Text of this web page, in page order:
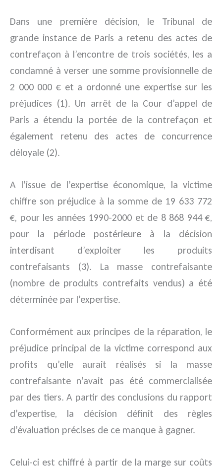
Dans une première décision, le Tribunal de
grande instance de Paris a retenu des actes de
contrefaçon à l’encontre de trois sociétés, les a
condamné à verser une somme provisionnelle de
2 000 000 € et a ordonné une expertise sur les
préjudices (1). Un arrêt de la Cour d’appel de
Paris a étendu la portée de la contrefaçon et
également retenu des actes de concurrence
déloyale (2).
A l’issue de l’expertise économique, la victime
chiffre son préjudice à la somme de 19 633 772
€, pour les années 1990-2000 et de 8 868 944 €,
pour la période postérieure à la décision
interdisant d’exploiter les produits
contrefaisants (3). La masse contrefaisante
(nombre de produits contrefaits vendus) a été
déterminée par l’expertise.
Conformément aux principes de la réparation, le
préjudice principal de la victime correspond aux
profits qu’elle aurait réalisés si la masse
contrefaisante n’avait pas été commercialisée
par des tiers. A partir des conclusions du rapport
d’expertise, la décision définit des règles
d’évaluation précises de ce manque à gagner.
Celui-ci est chiffré à partir de la marge sur coûts